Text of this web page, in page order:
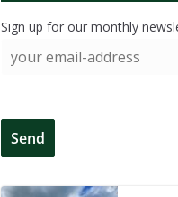
Sign up for our monthly